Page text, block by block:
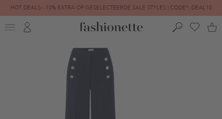
HOT DEALS: -10% EXTRA OP GESELECTEERDE SALE STYLES | CODE*: DEAL10
FINAL SALE | TOT -80% GEREDUCEERD